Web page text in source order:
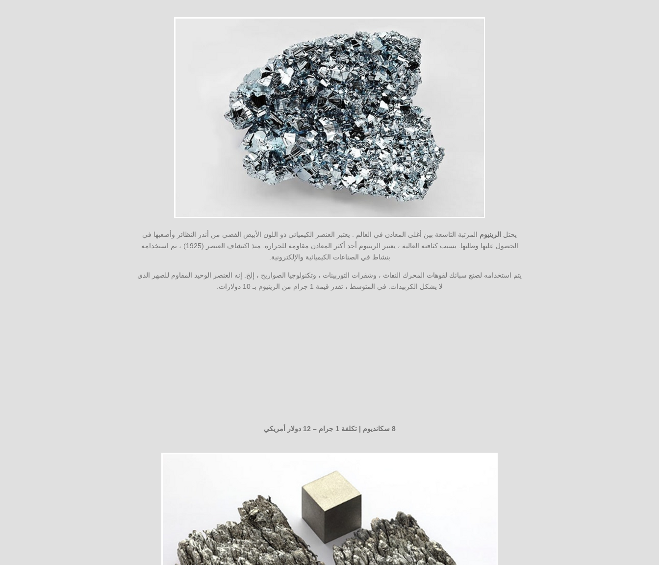
يحتل الرينيوم المرتبة التاسعة بين أغلى المعادن في العالم . يعتبر العنصر الكيميائي ذو اللون الأبيض الفضي من أندر النظائر وأصعبها في
الحصول عليها وطلبها. بسبب كثافته العالية ، يعتبر الرينيوم أحد أكثر المعادن مقاومة للحرارة. منذ اكتشاف العنصر (1925) ، تم استخدامه
بنشاط في الصناعات الكيميائية والإلكترونية.
يتم استخدامه لصنع سبائك لفوهات المحرك النفاث ، وشفرات التوربينات ، وتكنولوجيا الصواريخ ، إلخ. إنه العنصر الوحيد المقاوم للصهر الذي
لا يشكل الكربيدات. في المتوسط ​​، تقدر قيمة 1 جرام من الرينيوم بـ 10 دولارات.
8 سكانديوم | تكلفة 1 جرام – 12 دولار أمريكي